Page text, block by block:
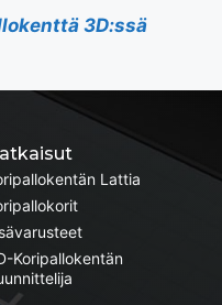
3D:ssä
Lattia
Koripallokentän